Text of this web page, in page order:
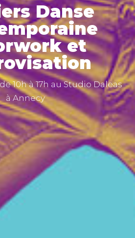
Danse
et
10h à 17h au Studio Daleas
à Annecy